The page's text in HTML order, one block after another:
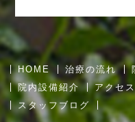
HOME 治療の流れ
院内設備紹介
アクセス
スタッフブログ